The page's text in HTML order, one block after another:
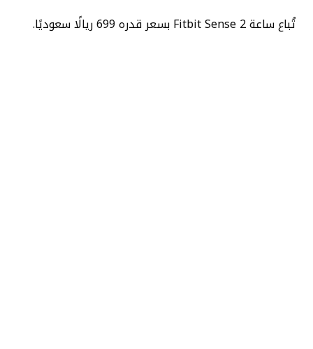
تُباع ساعة Fitbit Sense 2 بسعر قدره
699 ريالًا سعوديًا .